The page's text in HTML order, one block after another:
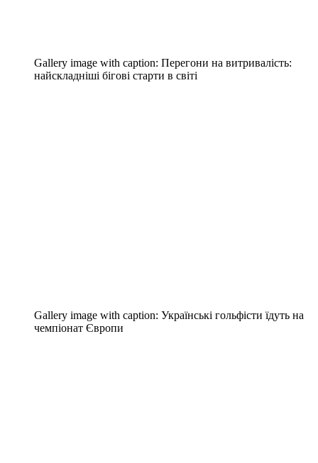
Gallery image with caption: Перегони на витривалість:
найскладніші бігові старти в світі
Gallery image with caption: Українські гольфісти їдуть на
чемпіонат Європи